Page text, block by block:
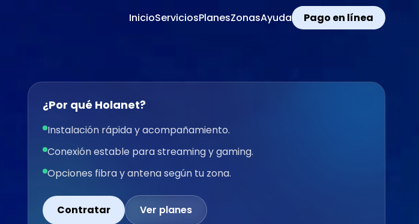
InicioServiciosPlanesZonasAyuda Pago en línea
¿Por qué Holanet?
Instalación rápida y acompañamiento.
Conexión estable para streaming y gaming.
Opciones fibra y antena según tu zona.
Contratar Ver planes